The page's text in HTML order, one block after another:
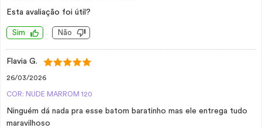
Esta avaliação foi útil?
Sim Não
Flavia G.
26/03/2026
COR: NUDE MARROM 120
Ninguém dá nada pra esse batom baratinho mas ele entrega tudo
maravilhoso